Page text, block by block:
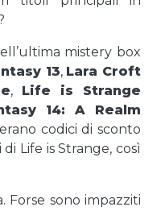
mistery box
13, Lara Croft
, Life is Strange
14: A Realm
codici di sconto
Life is Strange, così
Forse sono impazziti